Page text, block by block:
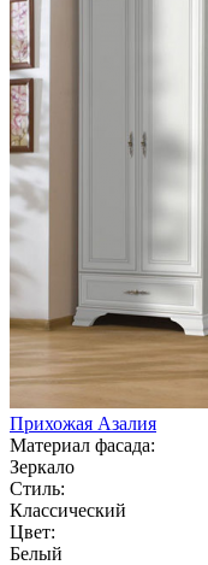
Прихожая Азалия
Материал фасада:
Зеркало
Стиль:
Классический
Цвет:
Белый